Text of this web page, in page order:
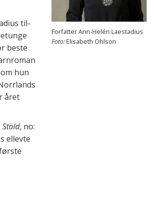
til­
beste
hun
året
Stöld, no:
ellevte
Forfatter Ann-Helén Laestadius
Foto:Elisabeth Ohlson